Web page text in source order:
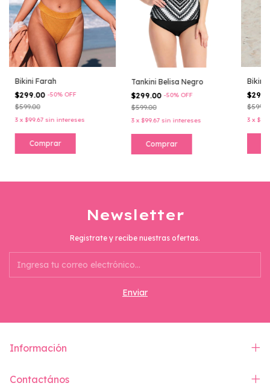
Bikini Farah
$299.00 -50% OFF
$599.00
3 x$99.67 sin intereses
Comprar
Tankini Belisa Negro
$299.00 -50% OFF
$599.00
3 x$99.67 sin intereses
Comprar
Bikini
3 x
Newsletter
Registrate y recibe nuestras ofertas.
Información
Contactános